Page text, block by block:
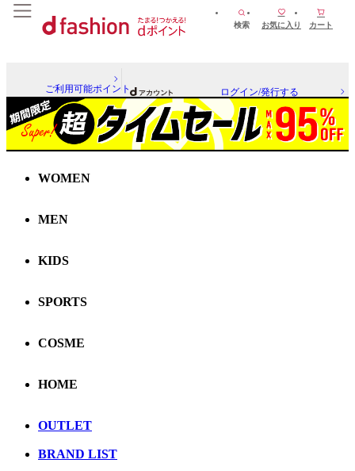
検索 お気に入り カート
ご利用可能ポイント ログイン/発行する
WOMEN
MEN
KIDS
SPORTS
COSME
HOME
OUTLET
BRAND LIST